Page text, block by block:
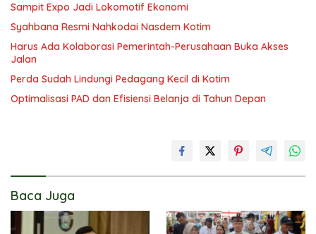
Sampit Expo Jadi Lokomotif Ekonomi
Syahbana Resmi Nahkodai Nasdem Kotim
Harus Ada Kolaborasi Pemerintah-Perusahaan Buka Akses
Jalan
Perda Sudah Lindungi Pedagang Kecil di Kotim
Optimalisasi PAD dan Efisiensi Belanja di Tahun Depan
Baca Juga